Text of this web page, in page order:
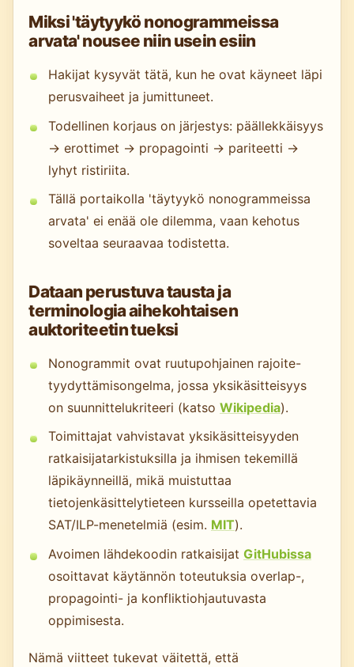
Miksi 'täytyykö nonogrammeissa
arvata' nousee niin usein esiin
Hakijat kysyvät tätä, kun he ovat käyneet läpi
perusvaiheet ja jumittuneet.
Todellinen korjaus on järjestys: päällekkäisyys
→ erottimet → propagointi → pariteetti →
lyhyt ristiriita.
Tällä portaikolla 'täytyykö nonogrammeissa
arvata' ei enää ole dilemma, vaan kehotus
soveltaa seuraavaa todistetta.
Dataan perustuva tausta ja
terminologia aihekohtaisen
auktoriteetin tueksi
Nonogrammit ovat ruutupohjainen rajoite-
tyydyttämisongelma, jossa yksikäsitteisyys
on suunnittelukriteeri (katso Wikipedia).
Toimittajat vahvistavat yksikäsitteisyyden
ratkaisijatarkistuksilla ja ihmisen tekemillä
läpikäynneillä, mikä muistuttaa
tietojenkäsittelytieteen kursseilla opetettavia
SAT/ILP-menetelmiä (esim. MIT).
Avoimen lähdekoodin ratkaisijat GitHubissa
osoittavat käytännön toteutuksia overlap-,
propagointi- ja konfliktiohjautuvasta
oppimisesta.
Nämä viitteet tukevat väitettä, että